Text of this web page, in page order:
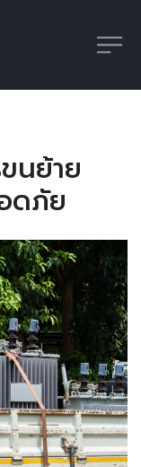
นย้าย
ดภัย